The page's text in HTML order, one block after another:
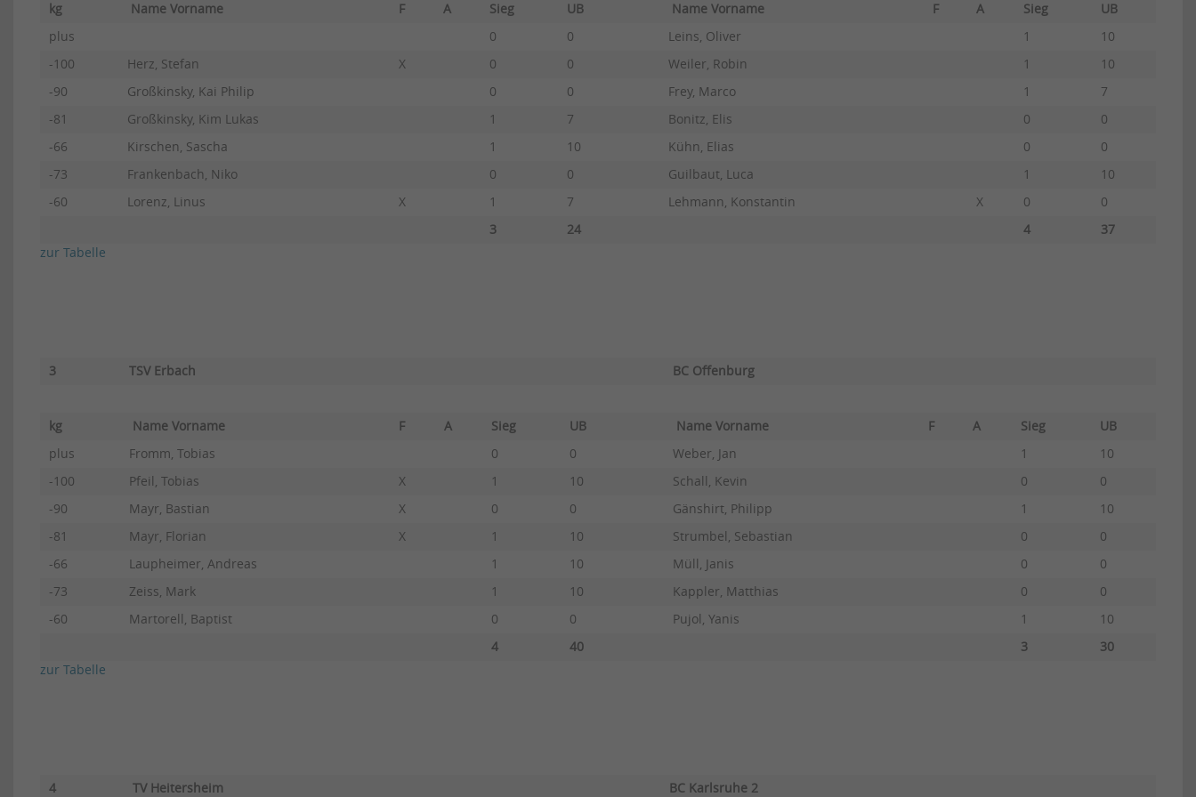
kg Name Vorname F A Sieg UB Name Vorname F A Sieg
UB
plus
0 0 Leins, Oliver 1
10
-100
Herz, Stefan X 0 0 Weiler, Robin 1
10
-90
Großkinsky, Kai Philip 0 0 Frey, Marco 1
7
-81
Großkinsky, Kim Lukas 1 7 Bonitz, Elis 0
0
-66
Kirschen, Sascha 1 10 Kühn, Elias 0
0
-73
Frankenbach, Niko 0 0 Guilbaut, Luca 1
10
-60
Lorenz, Linus X 1 7 Lehmann, Konstantin X 0
0
3
24 4
37
zur Tabelle
3 TSV Erbach BC Offenburg
kg Name Vorname F A Sieg UB Name Vorname F A Sieg
UB
plus
Fromm, Tobias 0 0 Weber, Jan 1
10
-100
Pfeil, Tobias X 1 10 Schall, Kevin 0
0
-90
Mayr, Bastian X 0 0 Gänshirt, Philipp 1
10
-81
Mayr, Florian X 1 10 Strumbel, Sebastian 0
0
-66
Laupheimer, Andreas 1 10 Müll, Janis 0
0
-73
Zeiss, Mark 1 10 Kappler, Matthias 0
0
-60
Martorell, Baptist 0 0 Pujol, Yanis 1
10
4
40 3
30
zur Tabelle
4 TV Heitersheim BC Karlsruhe 2